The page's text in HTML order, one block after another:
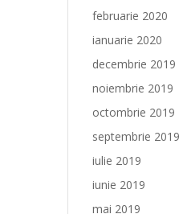
februarie 2020
ianuarie 2020
decembrie 2019
noiembrie 2019
octombrie 2019
septembrie 2019
iulie 2019
iunie 2019
mai 2019